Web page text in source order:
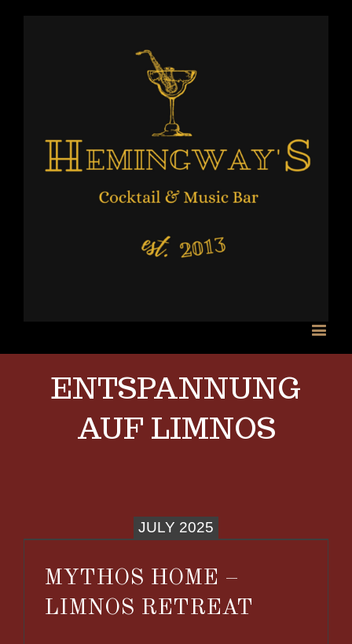
ENTSPANNUNG
AUF LIMNOS
JULY 2025
MYTHOS HOME –
LIMNOS RETREAT